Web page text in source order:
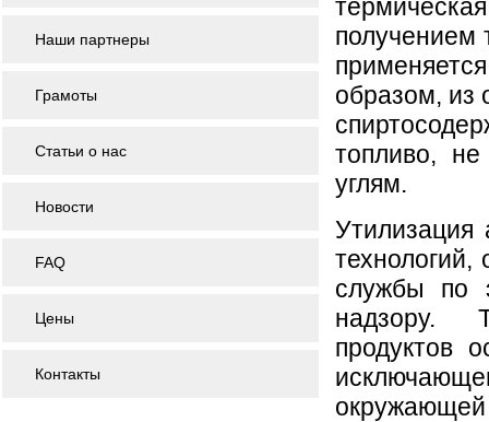
получением
образом, из
топливо,
углям.
Утилизация
службы по
надзору.
продуктов
Наши партнеры
Грамоты
Статьи о нас
Новости
FAQ
Цены
Контакты